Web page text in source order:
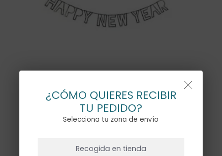
GUIRNALDA H. NEW YEAR
¿CÓMO QUIERES RECIBIR
TU PEDIDO?
Selecciona tu zona de envío
Recogida en tienda